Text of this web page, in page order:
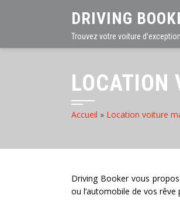
DRIVING
Trouvez votre voiture d’exception
LOCATION
Accueil » Location voiture
Driving Booker vous
ou l’automobile de vos rêve